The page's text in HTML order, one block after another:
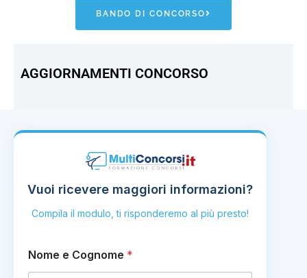
BANDO DI CONCORSO
AGGIORNAMENTI CONCORSO
Vuoi ricevere maggiori informazioni?
Compila il modulo, ti risponderemo al più presto!
Nome e Cognome *